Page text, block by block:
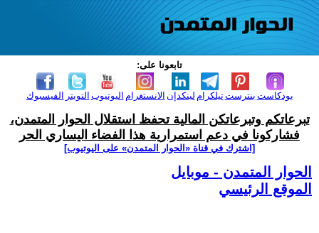
تابعونا على:
الفيسبوك التويتر اليوتيوب الانستغرام لينكدإن تيلكرامبنترست بودكاست
تبرعاتكم وتبرعاتكن المالية تحفظ استقلال الحوار المتمدن،
فشاركونا في دعم استمرارية هذا الفضاء اليساري الحر
[اشترك في قناة ‫«الحوار المتمدن» على اليوتيوب]
الحوار المتمدن - موبايل
الموقع الرئيسي